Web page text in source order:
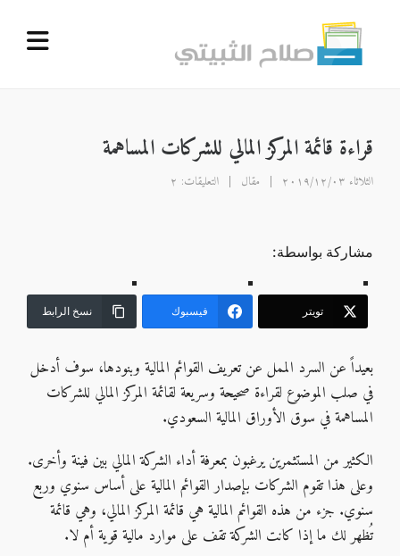
قراءة قائمة المركز المالي للشركات المساهمة
الثلاثاء ٢٠١٩/١٢/٠٣ مقال التعليقات: ٢
مشاركة بواسطة:
تويتر فيسبوك نسخ الرابط
بعيداً عن السرد الممل عن تعريف القوائم المالية وبنودها، سوف أدخل
في صلب الموضوع لقراءة صحيحة وسريعة لقائمة المركز المالي للشركات
المساهمة في سوق الأوراق المالية السعودي.
الكثير من المستثمرين يرغبون بمعرفة أداء الشركة المالي بين فينة وأخرى.
وعلى هذا تقوم الشركات بإصدار القوائم المالية على أساس سنوي وربع
سنوي. جزء من هذه القوائم المالية هي قائمة المركز المالي، وهي قائمة
تُظهر لك ما إذا كانت الشركة تقف على موارد مالية قوية أم لا.